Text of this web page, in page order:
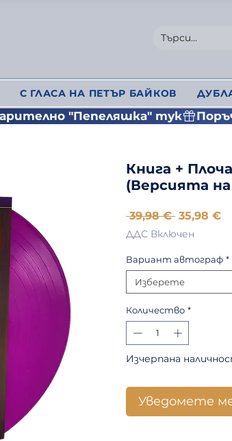
С ГЛАСА НА ПЕТЪР БАЙКОВ
Книга +
(Версията
39,98 € Редовна
35,98 €
ДДС Включен
Вариант автограф *
Изберете
Количество *
Изчерпана
Уведомете